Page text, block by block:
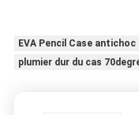
EVA Pencil Case antichoc
plumier dur du cas